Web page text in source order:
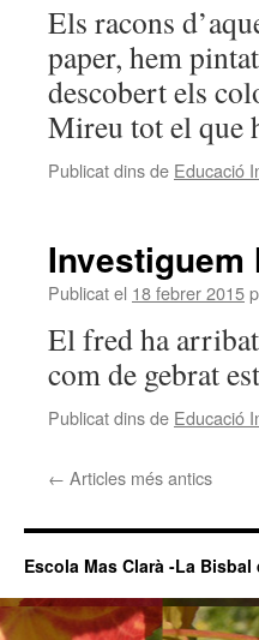
Els racons
paper, hem
descobert els
Mireu tot el que
Publicat dins de Educació
Investiguem
Publicat el 18 febrer 2015
El fred ha
com de gebrat
Publicat dins de Educació
← Articles més antics
Escola Mas Clarà -La Bisbal